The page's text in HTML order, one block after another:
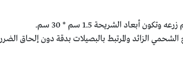
أبعاد الشريحة 1.5 سم * 30 سم.
الزائد والمرتبط بالبصيلات بدقة دون إلحاق الضرر